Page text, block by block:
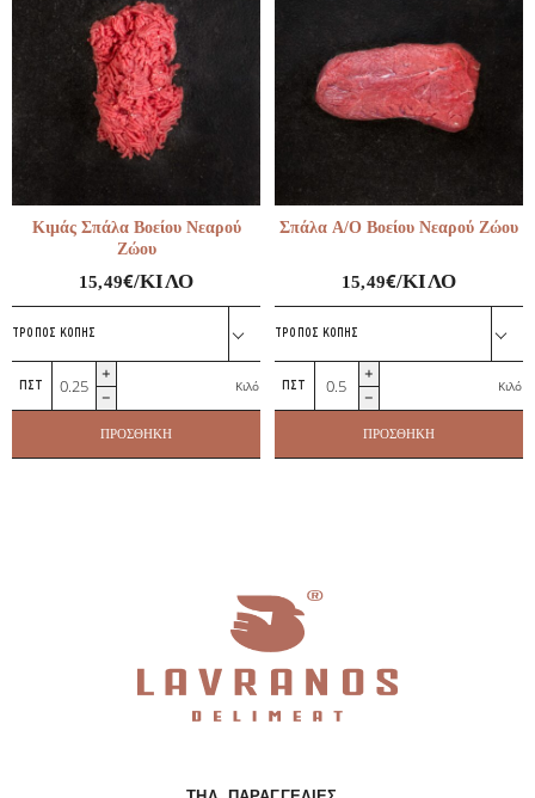
Κιμάς Σπάλα Βοείου Νεαρού
Ζώου
15,49€/ΚΙΛΌ
ΤΡΌΠΟΣ ΚΟΠΉΣ
Κιμάς
Σπάλα
Βοείου
Νεαρού
Κιλό
ΠΡΟΣΘΉΚΗ
Σπάλα Α/Ο Βοείου Νεαρού Ζώου
15,49€/ΚΙΛΌ
ΤΡΌΠΟΣ ΚΟΠΉΣ
Σπάλα
Βοείου
Κιλό
ΠΡΟΣΘΉΚΗ